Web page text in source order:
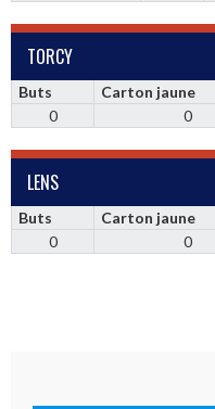
TORCY
Buts Carton jaune
0
0
LENS
Buts Carton jaune
0
0